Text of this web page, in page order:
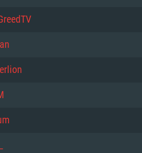
10 (64 bit)
듀얼코어 이상
11 이상을 지원하
Big Sur 11.0
GHz의 Core i5 (Intel
중 최신 버전
듀얼코어
을 지원하고, 최신